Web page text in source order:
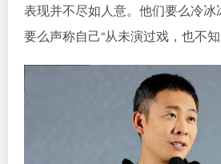
表现并不尽如人意。他们要么冷冰
要么声称自己“从未演过戏，也不知